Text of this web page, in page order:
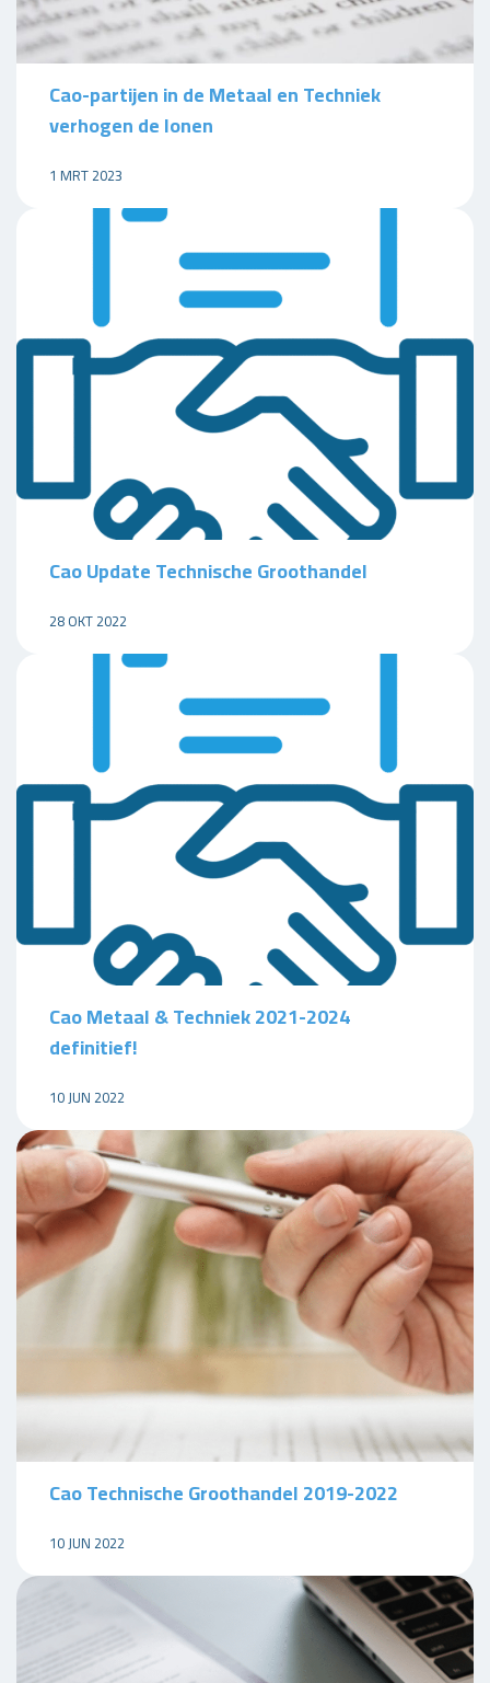
Cao-partijen in de Metaal en Techniek
verhogen de lonen
1 MRT 2023
Cao Update Technische Groothandel
28 OKT 2022
Cao Metaal & Techniek 2021-2024
definitief!
10 JUN 2022
Cao Technische Groothandel 2019-2022
10 JUN 2022